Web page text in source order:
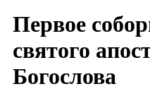
Первое
святого
Богослова